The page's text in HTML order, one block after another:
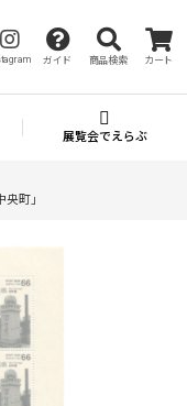
ガイド 商品検索 カート
展覧会でえらぶ
町」